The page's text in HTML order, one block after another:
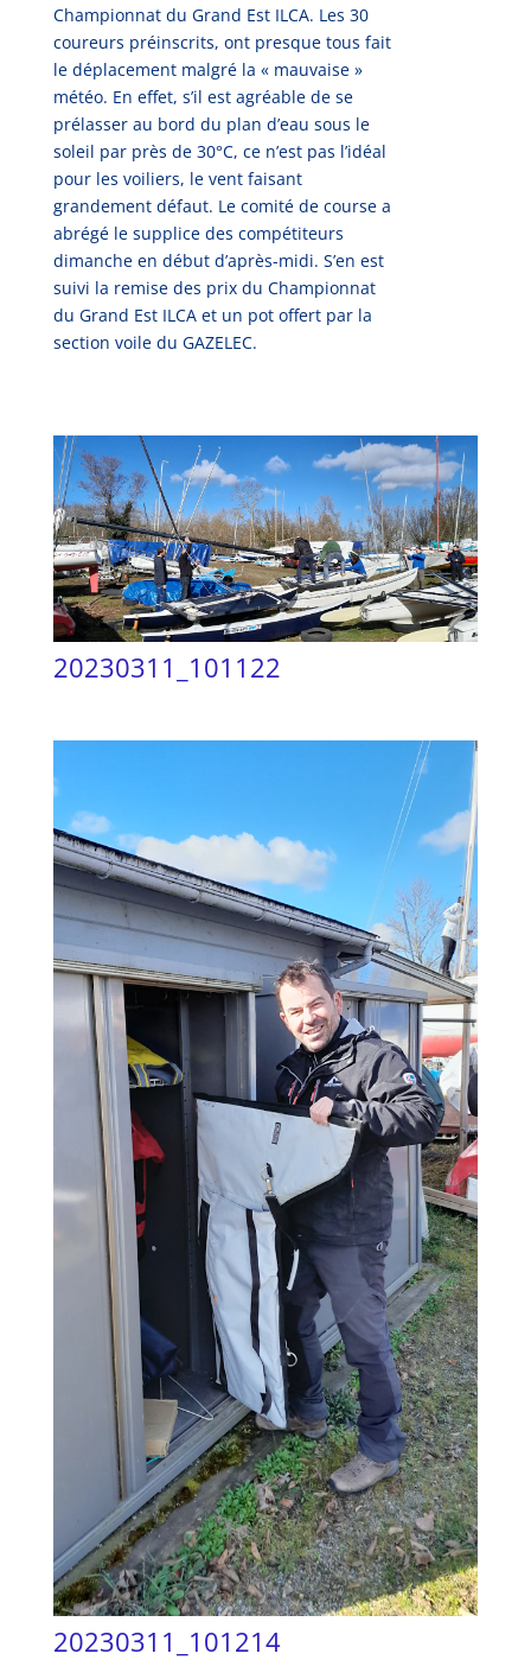
Championnat du Grand Est ILCA. Les 30
coureurs préinscrits, ont presque tous fait
le déplacement malgré la « mauvaise »
météo. En effet, s’il est agréable de se
prélasser au bord du plan d’eau sous le
soleil par près de 30°C, ce n’est pas l’idéal
pour les voiliers, le vent faisant
grandement défaut. Le comité de course a
abrégé le supplice des compétiteurs
dimanche en début d’après-midi. S’en est
suivi la remise des prix du Championnat
du Grand Est ILCA et un pot offert par la
section voile du GAZELEC.
20230311_101122
20230311_101214